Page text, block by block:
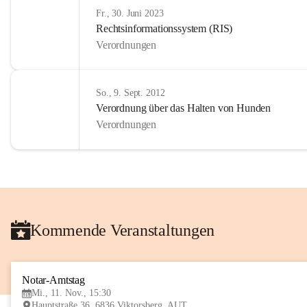
Fr., 30. Juni 2023
Rechtsinformationssystem (RIS)
Verordnungen
So., 9. Sept. 2012
Verordnung über das Halten von Hunden
Verordnungen
Kommende Veranstaltungen
Notar-Amtstag
Mi., 11. Nov., 15:30